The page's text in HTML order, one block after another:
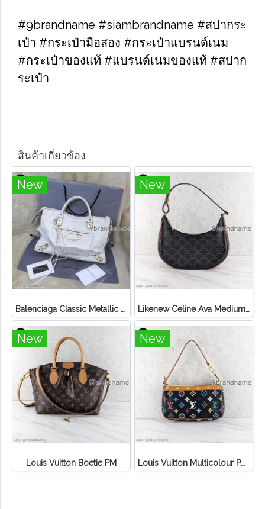
#9brandname #siambrandname #สปากระ
เป๋า #กระเป๋ามือสอง #กระเป๋าแบรนด์เนม
#กระเป๋าของแท้ #แบรนด์เนมของแท้ #สปาก
ระเป๋า
สินค้าเกี่ยวข้อง
New
Balenciaga Classic Metallic Edge City Bag
New
Likenew Celine Ava Medium Triomphe Canvas
New
Louis Vuitton Boetie PM
New
Louis Vuitton Multicolour Pochette Canvas